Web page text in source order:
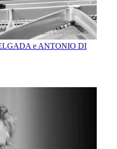
e ANTONIO DI